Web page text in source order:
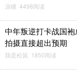
凉瞳 4498阅读
中年叛逆打卡战国
拍摄直接超出预期
我是松鼠 1850阅读